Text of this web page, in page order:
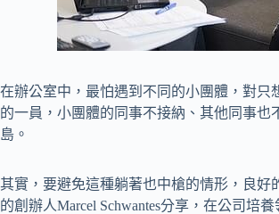
在辦公室中，最怕遇到不同的小團體，對
的一員，小團體的同事不接納、其他同事
島。
其實，要避免這種躺著也中槍的情形，良好
的創辦人Marcel Schwantes分享，在公司培